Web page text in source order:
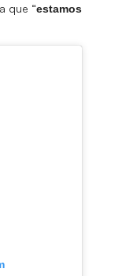
que “estamos